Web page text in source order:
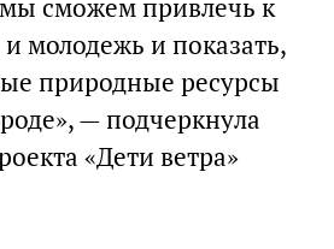
сможем привлечь к
молодежь и показать,
природные ресурсы
— подчеркнула
«Дети ветра»